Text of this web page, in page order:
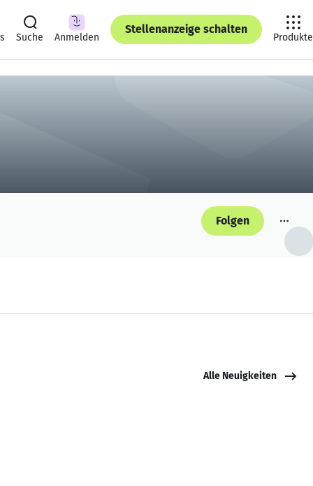
Suche Anmelden
Stellenanzeige schalten
Produkte
Folgen
Alle Neuigkeiten